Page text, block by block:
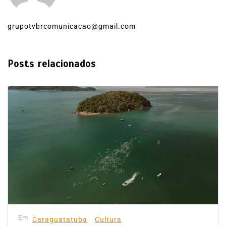
grupotvbrcomunicacao@gmail.com
Posts relacionados
Em Caraguatatuba Cultura